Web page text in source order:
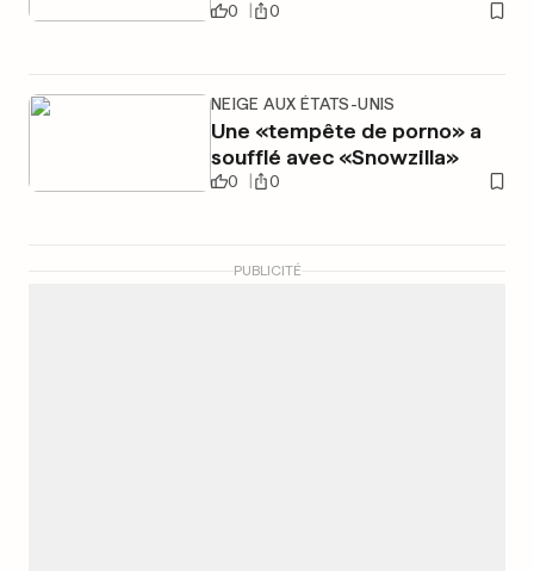
0 0
NEIGE AUX ÉTATS-UNIS
Une «tempête de porno» a
soufflé avec «Snowzilla»
0 0
PUBLICITÉ